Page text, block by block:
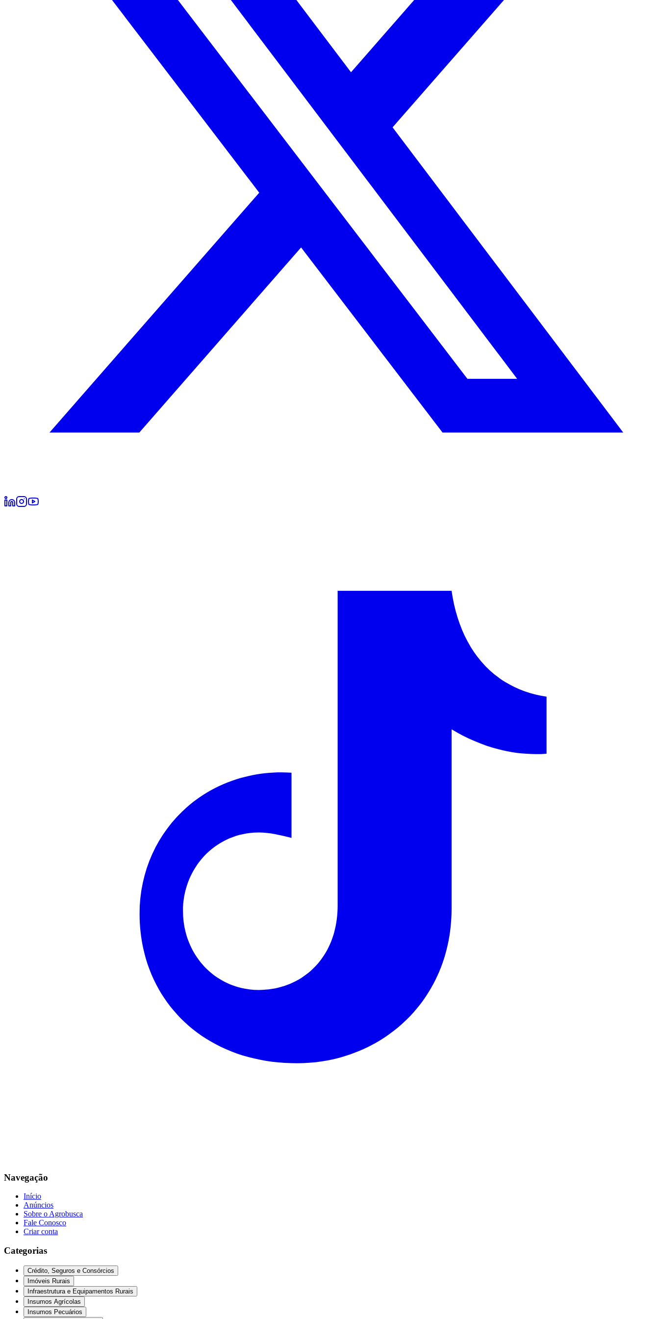
Navegação
Início
Anúncios
Sobre o Agrobusca
Fale Conosco
Criar conta
Categorias
Crédito, Seguros e Consórcios
Imóveis Rurais
Infraestrutura e Equipamentos Rurais
Insumos Agrícolas
Insumos Pecuários